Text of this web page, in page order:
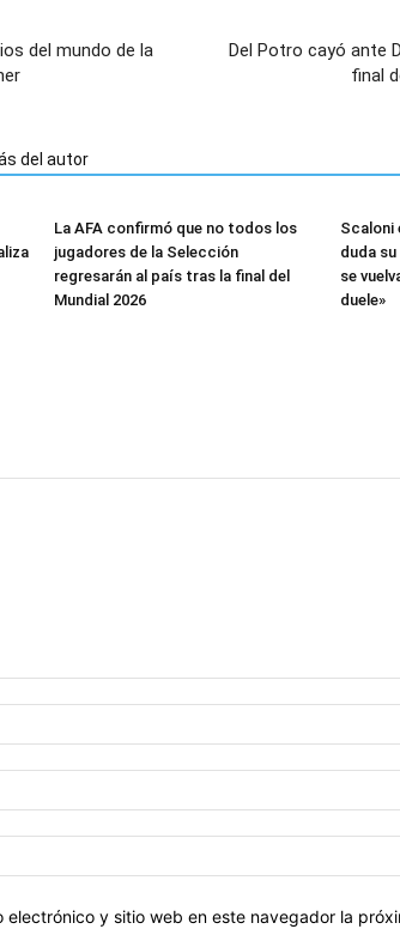
del mundo de la
Del Potro cayó ante
final
del autor
La AFA confirmó que no todos los
jugadores de la Selección
regresarán al país tras la final del
Mundial 2026
Scaloni
duda
se
duele»
electrónico y sitio web en este navegador la